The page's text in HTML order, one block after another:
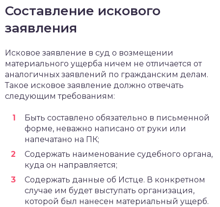
Составление искового
заявления
Исковое заявление в суд о возмещении
материального ущерба ничем не отличается от
аналогичных заявлений по гражданским делам.
Такое исковое заявление должно отвечать
следующим требованиям:
Быть составлено обязательно в письменной
форме, неважно написано от руки или
напечатано на ПК;
Содержать наименование судебного органа,
куда он направляется;
Содержать данные об Истце. В конкретном
случае им будет выступать организация,
которой был нанесен материальный ущерб.